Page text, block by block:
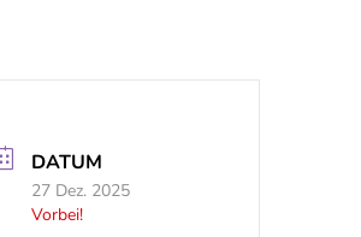
DATUM
27 Dez. 2025
Vorbei!